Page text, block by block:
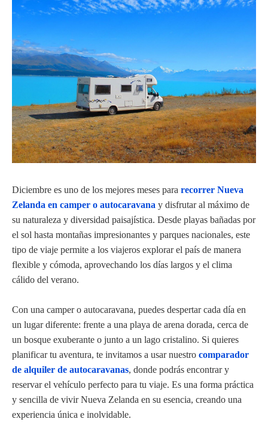
Diciembre es uno de los mejores meses para recorrer Nueva
Zelanda en camper o autocaravana y disfrutar al máximo de
su naturaleza y diversidad paisajística. Desde playas bañadas por
el sol hasta montañas impresionantes y parques nacionales, este
tipo de viaje permite a los viajeros explorar el país de manera
flexible y cómoda, aprovechando los días largos y el clima
cálido del verano.
Con una camper o autocaravana, puedes despertar cada día en
un lugar diferente: frente a una playa de arena dorada, cerca de
un bosque exuberante o junto a un lago cristalino. Si quieres
planificar tu aventura, te invitamos a usar nuestro comparador
de alquiler de autocaravanas, donde podrás encontrar y
reservar el vehículo perfecto para tu viaje. Es una forma práctica
y sencilla de vivir Nueva Zelanda en su esencia, creando una
experiencia única e inolvidable.